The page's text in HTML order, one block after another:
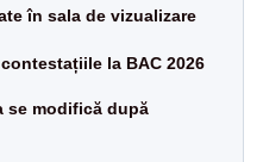
în sala de vizualizare
la BAC 2026
se modifică după